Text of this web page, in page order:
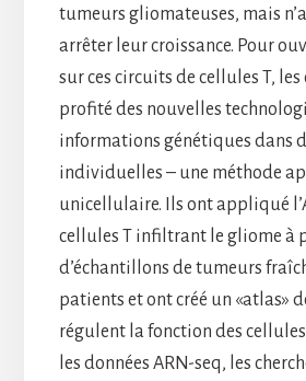
tumeurs gliomateuses, mais
arrêter leur croissance. Pour
sur ces circuits de cellules T,
profité des nouvelles
informations génétiques dans
individuelles – une méthode
unicellulaire. Ils ont appliqué
cellules T infiltrant le gliome à
d’échantillons de tumeurs
patients et ont créé un «atlas»
régulent la fonction des
les données ARN-seq, les